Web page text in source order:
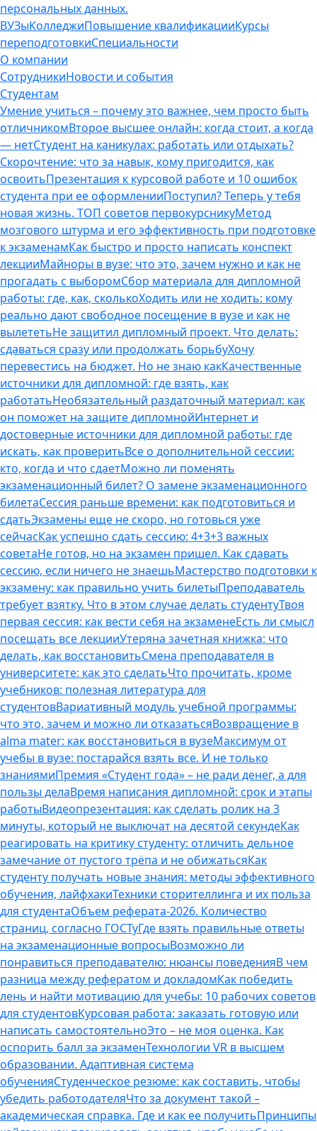
персональных данных.
ВУЗыКолледжиПовышение квалификацииКурсы
переподготовкиСпециальности
О компании
СотрудникиНовости и события
Студентам
Умение учиться – почему это важнее, чем просто быть
отличникомВторое высшее онлайн: когда стоит, а когда
— нетСтудент на каникулах: работать или отдыхать?
Скорочтение: что за навык, кому пригодится, как
освоитьПрезентация к курсовой работе и 10 ошибок
студента при ее оформленииПоступил? Теперь у тебя
новая жизнь. ТОП советов первокурсникуМетод
мозгового штурма и его эффективность при подготовке
к экзаменамКак быстро и просто написать конспект
лекцииМайноры в вузе: что это, зачем нужно и как не
прогадать с выборомСбор материала для дипломной
работы: где, как, сколькоХодить или не ходить: кому
реально дают свободное посещение в вузе и как не
вылететьНе защитил дипломный проект. Что делать:
сдаваться сразу или продолжать борьбуХочу
перевестись на бюджет. Но не знаю какКачественные
источники для дипломной: где взять, как
работатьНеобязательный раздаточный материал: как
он поможет на защите дипломнойИнтернет и
достоверные источники для дипломной работы: где
искать, как проверитьВсе о дополнительной сессии:
кто, когда и что сдаетМожно ли поменять
экзаменационный билет? О замене экзаменационного
билетаСессия раньше времени: как подготовиться и
сдатьЭкзамены еще не скоро, но готовься уже
сейчасКак успешно сдать сессию: 4+3+3 важных
советаНе готов, но на экзамен пришел. Как сдавать
сессию, если ничего не знаешьМастерство подготовки к
экзамену: как правильно учить билетыПреподаватель
требует взятку. Что в этом случае делать студентуТвоя
первая сессия: как вести себя на экзаменеЕсть ли смысл
посещать все лекцииУтеряна зачетная книжка: что
делать, как восстановитьСмена преподавателя в
университете: как это сделатьЧто прочитать, кроме
учебников: полезная литература для
студентовВариативный модуль учебной программы:
что это, зачем и можно ли отказатьсяВозвращение в
alma mater: как восстановиться в вузеМаксимум от
учебы в вузе: постарайся взять все. И не только
знаниямиПремия «Студент года» – не ради денег, а для
пользы делаВремя написания дипломной: срок и этапы
работыВидеопрезентация: как сделать ролик на 3
минуты, который не выключат на десятой секундеКак
реагировать на критику студенту: отличить дельное
замечание от пустого трёпа и не обижатьсяКак
студенту получать новые знания: методы эффективного
обучения, лайфхакиТехники сторителлинга и их польза
для студентаОбъем реферата-2026. Количество
страниц, согласно ГОСТуГде взять правильные ответы
на экзаменационные вопросыВозможно ли
понравиться преподавателю: нюансы поведенияВ чем
разница между рефератом и докладомКак победить
лень и найти мотивацию для учебы: 10 рабочих советов
для студентовКурсовая работа: заказать готовую или
написать самостоятельноЭто – не моя оценка. Как
оспорить балл за экзаменТехнологии VR в высшем
образовании. Адаптивная система
обученияСтуденческое резюме: как составить, чтобы
убедить работодателяЧто за документ такой –
академическая справка. Где и как ее получитьПринципы